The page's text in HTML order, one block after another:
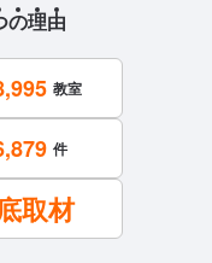
の理由
教室
件
取材